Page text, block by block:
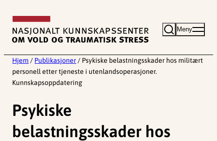
innhold
Meny
Hjem / Publikasjoner / Psykiske belastningsskader hos militært
personell etter tjeneste i utenlandsoperasjoner.
Kunnskapsoppdatering
Psykiske
belastningsskader hos